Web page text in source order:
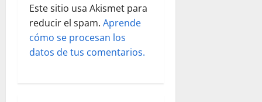
a
d
a
Este sitio usa Akismet para
reducir el spam. Aprende
cómo se procesan los
datos de tus comentarios.